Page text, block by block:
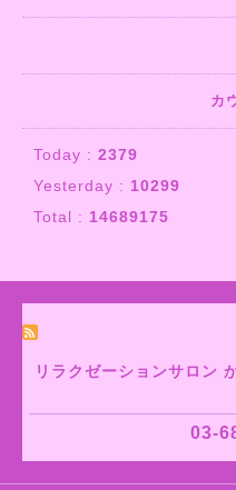
カ
Today : 2379
Yesterday : 10299
Total : 14689175
リラクゼーションサロン
03-